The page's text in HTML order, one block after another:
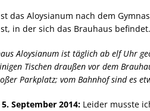
das Aloysianum nach dem
in der sich das Brauhaus befindet.
Aloysianum ist täglich ab elf Uhr
Tischen draußen vor dem
Parkplatz; vom Bahnhof sind es
September 2014: Leider musste